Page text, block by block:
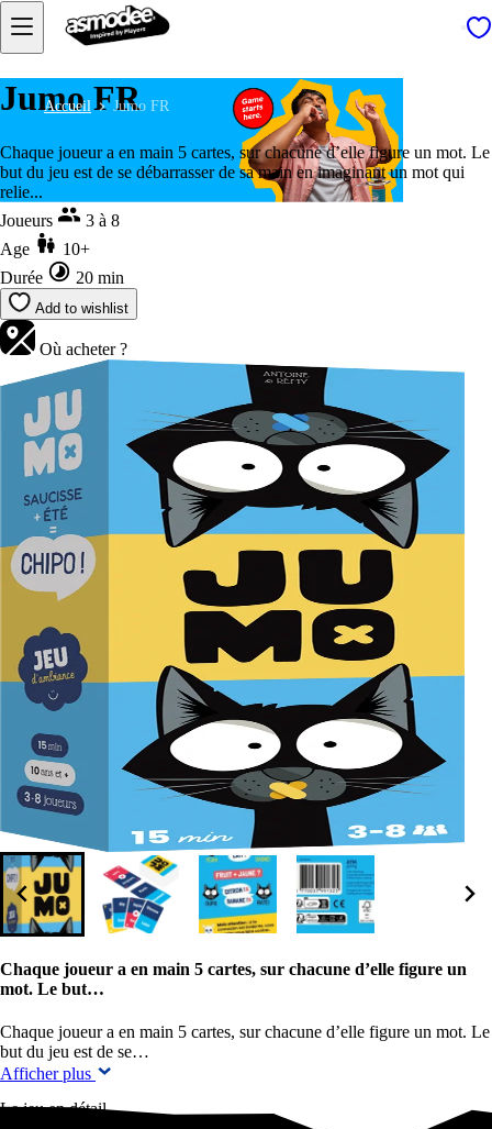
Accueil Jumo FR
Jumo FR
Chaque joueur a en main 5 cartes, sur chacune d’elle figure un mot. Le
but du jeu est de se débarrasser de sa main en imaginant un mot qui
relie...
Joueurs
3 à 8
Age
10+
Durée
20 min
Add to wishlist
Où acheter ?
Chaque joueur a en main 5 cartes, sur chacune d’elle figure un
mot. Le but…
Chaque joueur a en main 5 cartes, sur chacune d’elle figure un mot. Le
but du jeu est de se…
Afficher plus
Le jeu en détail